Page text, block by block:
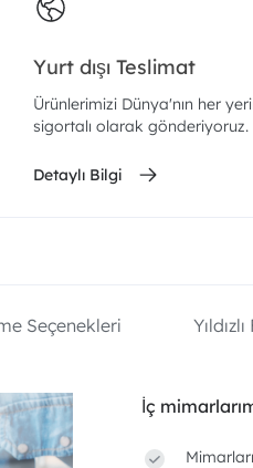
Yurt dışı Teslimat
Ürünlerimizi Dünya'nın her
sigortalı olarak gönderiyoruz.
Detaylı Bilgi
Seçenekleri
İç